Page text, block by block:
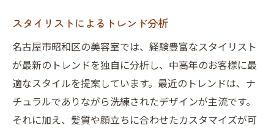
スタイリストによるトレンド分析
名古屋市昭和区の美容室では、経験豊富なスタイリスト
が最新のトレンドを独自に分析し、中高年のお客様に最
適なスタイルを提案しています。最近のトレンドは、ナ
チュラルでありながら洗練されたデザインが主流です。
それに加え、髪質や顔立ちに合わせたカスタマイズが可